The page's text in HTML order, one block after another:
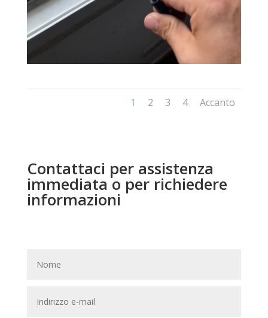
1 2 3 4 Accanto
Contattaci per assistenza
immediata o per richiedere
informazioni